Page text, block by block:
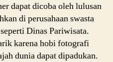
dapat dicoba oleh lulusan
di perusahaan swasta
Dinas Pariwisata.
karena hobi fotografi
dunia dapat dipadukan.